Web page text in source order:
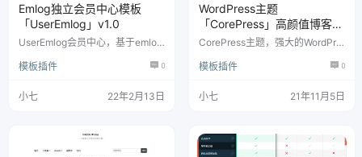
Emlog独立会员中心模板
「UserEmlog」v1.0
UserEmlog会员中心，基于emlog
知道支持不支持其他版本。原创作
模板插件 0
小七 22年2月13日
WordPress主题
「CorePress」高颜值博客模
板
CorePress主题，强大的WordPre
能多，不可多得的一款高性能，高
模板插件 0
小七 21年11月5日